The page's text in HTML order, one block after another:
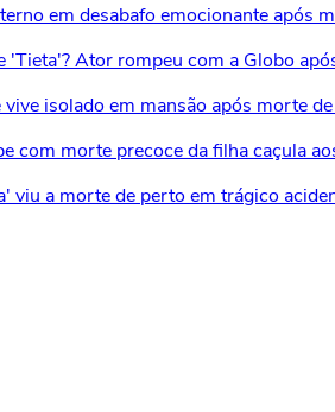
em desabafo emocionante após
Ator rompeu com a Globo
isolado em mansão após morte
com morte precoce da filha caçula
viu a morte de perto em trágico